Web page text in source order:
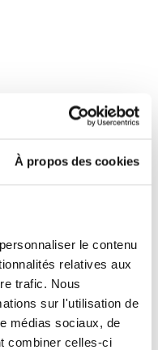
À propos des cookies
le contenu
relatives aux
trafic. Nous
sur l'utilisation de
médias sociaux, de
combiner celles-ci